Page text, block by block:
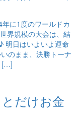
に1度のワールドカ
界規模の大会は、結
明日はいよいよ運命
のまま、決勝トーナ
[…]
だけお金